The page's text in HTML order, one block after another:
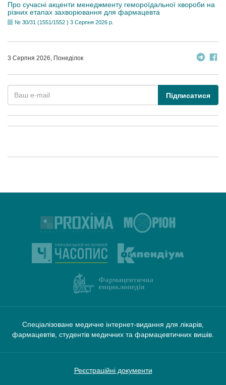
Про сучасні акценти менеджменту гемороїдальної хвороби на
різних етапах захворювання для фармацевта
№ 30/31 (1551/1552 ) 3 Серпня 2026 р.
3 Серпня 2026, Понеділок
Підписатися
Спеціалізоване медичне інтернет-видання для лікарів,
фармацевтів, студентів медичних та фармацевтичних вишів.
Реєстраційні документи